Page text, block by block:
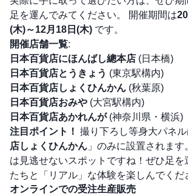
足を運んでみてください。 開催期間は
(木)～12月18日(木) です。
開催店舗一覧:
日本百貨店にほんばし總本店 (日本橋)
日本百貨店とうきょう (東京駅構内)
日本百貨店しょくひんかん (秋葉原)
日本百貨店おみや (大宮駅構内)
日本百貨店あかれんが(神奈川県・横浜)
注目ポイント！ 撮り下ろし等身大パネル
店しょくひんかん 」のみに設置されま
は見逃せないスポットですね！ぜひ足を
たちと「リアル」な体験を楽しんでくだ
オンラインでの受注生産販売